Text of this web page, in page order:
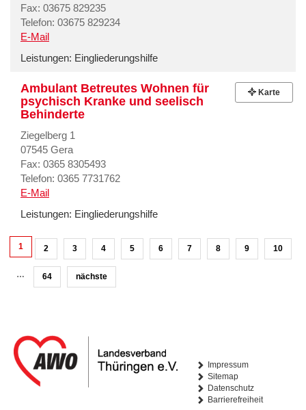
Fax: 03675 829235
Telefon: 03675 829234
E-Mail
Leistungen: Eingliederungshilfe
Ambulant Betreutes Wohnen für
psychisch Kranke und seelisch
Behinderte
Ziegelberg 1
07545 Gera
Fax: 0365 8305493
Telefon: 0365 7731762
E-Mail
Leistungen: Eingliederungshilfe
Karte
1 2 3 4 5 6 7 8 9 10
… 64 nächste
Impressum
Sitemap
Datenschutz
Barrierefreiheit